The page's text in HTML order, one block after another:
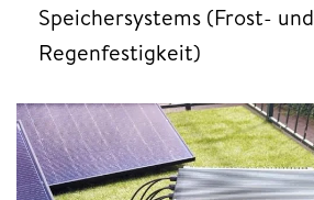
Speichersystems (Frost- und
Regenfestigkeit)